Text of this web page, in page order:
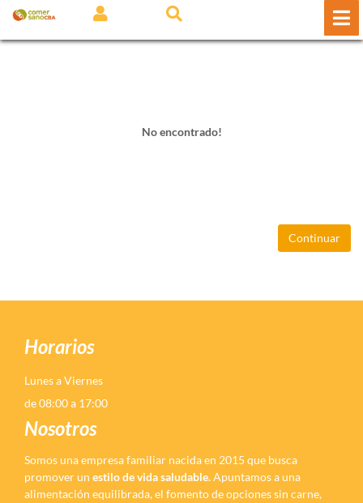
No encontrado!
Continuar
Horarios
Lunes a Viernes
de 08:00 a 17:00
Nosotros
Somos una empresa familiar nacida en 2015 que busca
promover un estilo de vida saludable.Apuntamos a una
alimentación equilibrada, el fomento de opciones sin carne,